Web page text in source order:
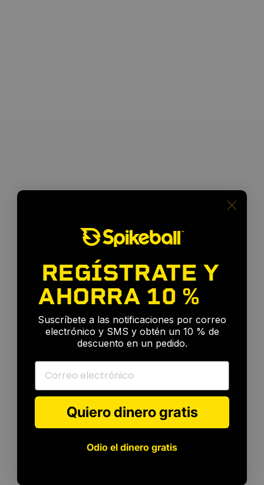
Para todos los niveles
REGÍSTRATE Y
AHORRA 10 %
Suscríbete a las notificaciones por correo
electrónico y SMS y obtén un 10 % de
descuento en un pedido.
Correo electrónico
Quiero dinero gratis
Odio el dinero gratis